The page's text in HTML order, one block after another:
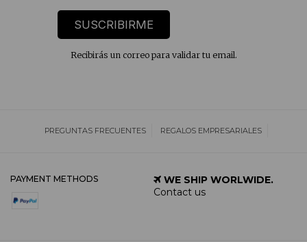
SUSCRIBIRME
Recibirás un correo para validar tu email.
PREGUNTAS FRECUENTES REGALOS EMPRESARIALES
PAYMENT METHODS
WE SHIP WORLWIDE.
Contact us